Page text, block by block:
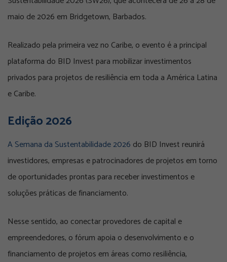
maio de 2026 em Bridgetown, Barbados.
Realizado pela primeira vez no Caribe, o evento é a principal
plataforma do BID Invest para mobilizar investimentos
privados para projetos de resiliência em toda a América Latina
e Caribe.
Edição 2026
A Semana da Sustentabilidade 2026 do BID Invest reunirá
investidores, empresas e patrocinadores de projetos em torno
de oportunidades prontas para receber investimentos e
soluções práticas de financiamento.
Nesse sentido, ao conectar provedores de capital e
empreendedores, o fórum apoia o desenvolvimento e o
financiamento de projetos em áreas como resiliência,